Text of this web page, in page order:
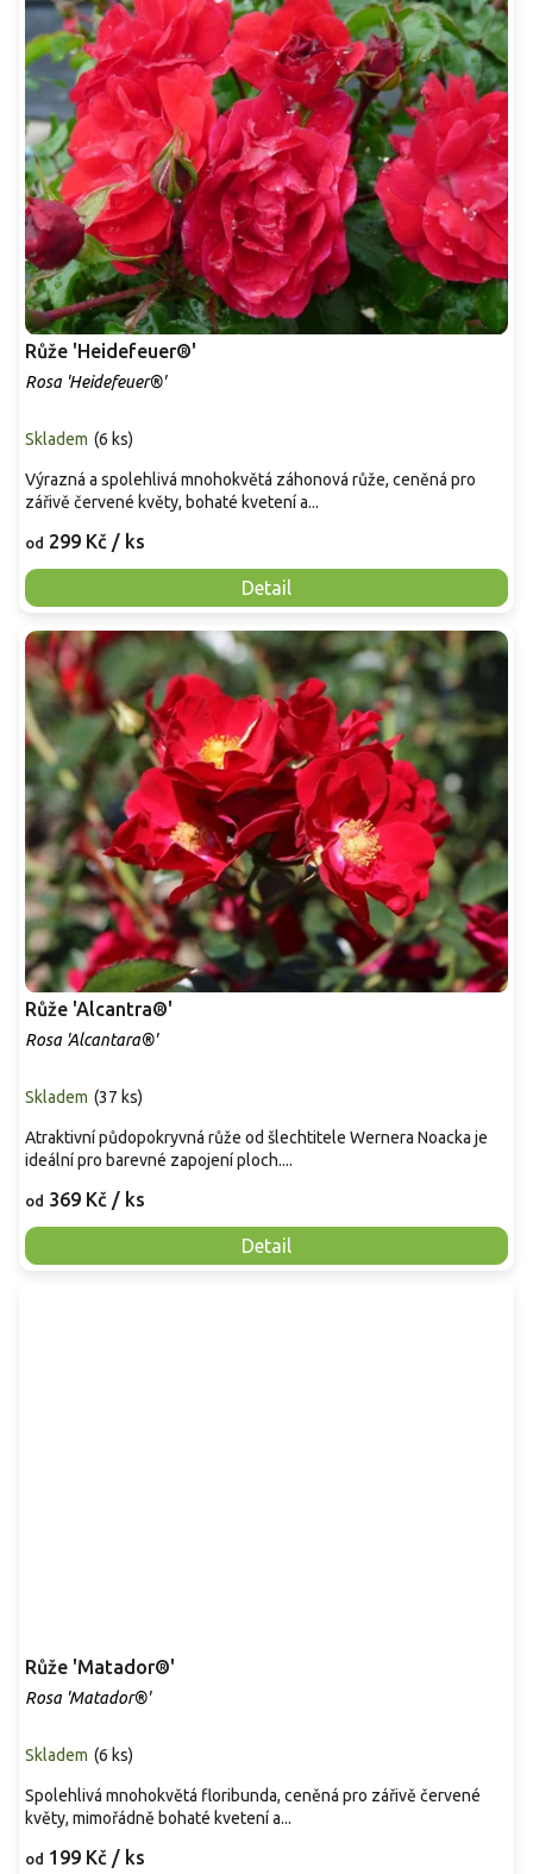
Růže 'Heidefeuer®'
Rosa 'Heidefeuer®'
Skladem (6 ks)
od 299 Kč / ks
Detail
Výrazná a spolehlivá mnohokvětá záhonová růže, ceněná pro
zářivě červené květy, bohaté kvetení a...
Růže 'Alcantra®'
Rosa 'Alcantara®'
Skladem (37 ks)
od 369 Kč / ks
Detail
Atraktivní půdopokryvná růže od šlechtitele Wernera Noacka je
ideální pro barevné zapojení ploch....
Růže 'Matador®'
Rosa 'Matador®'
Skladem (6 ks)
od 199 Kč / ks
Spolehlivá mnohokvětá floribunda, ceněná pro zářivě červené
květy, mimořádně bohaté kvetení a...